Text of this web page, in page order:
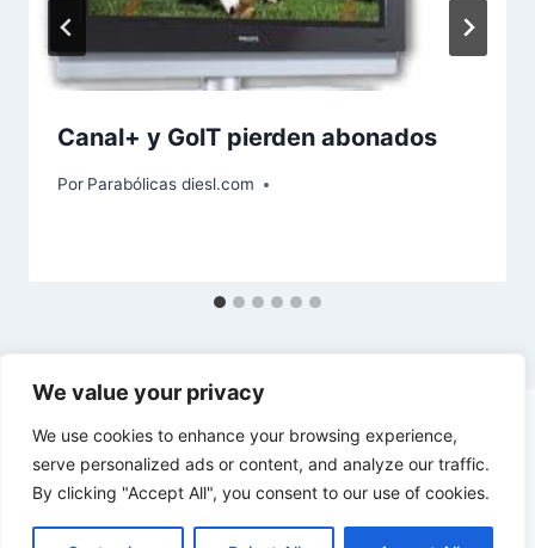
We value your privacy
We use cookies to enhance your browsing experience,
serve personalized ads or content, and analyze our traffic.
By clicking "Accept All", you consent to our use of cookies.
Canal+ y GolT pierden abonados
Por Parabólicas diesl.com
© 2026 diesl.com - Tema para WordPress por
Kadence WP